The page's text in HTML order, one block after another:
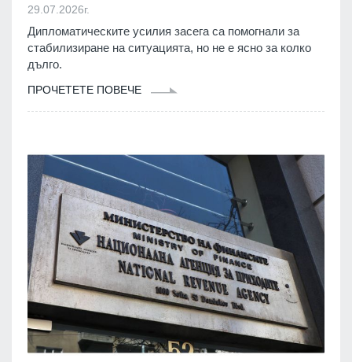
29.07.2026г.
Дипломатическите усилия засега са помогнали за
стабилизиране на ситуацията, но не е ясно за колко
дълго.
ПРОЧЕТЕТЕ ПОВЕЧЕ